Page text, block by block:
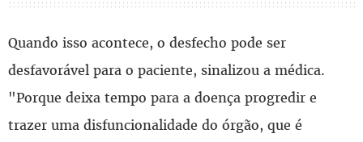
Quando isso acontece, o desfecho pode ser
desfavorável para o paciente, sinalizou a médica.
"Porque deixa tempo para a doença progredir e
trazer uma disfuncionalidade do órgão, que é